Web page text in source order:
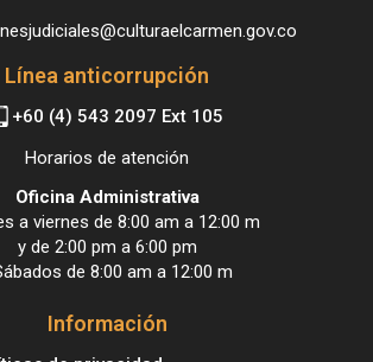
Línea anticorrupción
+60 (4) 543 2097 Ext 105
Horarios de atención
Oficina Administrativa
a viernes de 8:00 am a 12:00 m
y de 2:00 pm a 6:00 pm
de 8:00 am a 12:00 m
Información